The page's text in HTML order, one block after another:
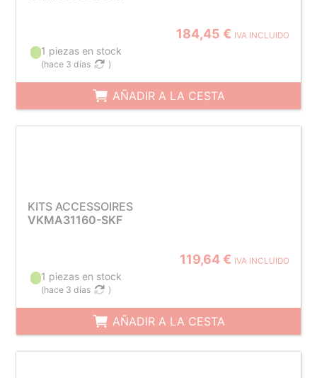
184,45 € IVA INCLUIDO
1 piezas en stock
(hace 3 días )
AÑADIR A LA CESTA
KITS ACCESSOIRES
VKMA31160-SKF
119,64 € IVA INCLUIDO
1 piezas en stock
(hace 3 días )
AÑADIR A LA CESTA